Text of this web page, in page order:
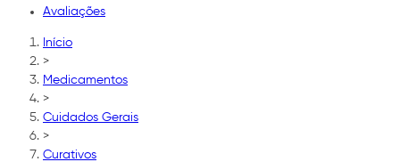
Avaliações
Início
>
Medicamentos
>
Cuidados Gerais
>
Curativos